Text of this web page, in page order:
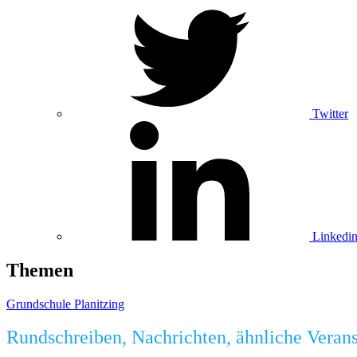
Twitter
Linkedin
Themen
Grundschule Planitzing
Rundschreiben, Nachrichten, ähnliche